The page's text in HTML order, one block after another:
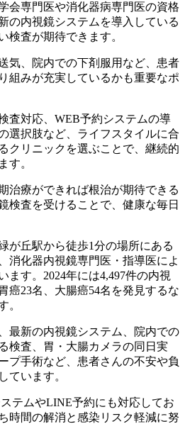
会専門医や消化器病専門医の資格
の内視鏡システムを導入している
検査が期待できます。
気、院内での下剤服用など、患者
組みが充実しているかも重要なポ
査対応、WEB予約システムの導
選択肢など、ライフスタイルに合
クリニックを選ぶことで、継続的
す。
治療ができれば根治が期待できる
検査を受けることで、健康な毎日
が丘駅から徒歩1分の場所にある
消化器内視鏡専門医・指導医によ
ます。2024年には4,497件の内視
癌23名、大腸癌54名を発見するな
。
最新の内視鏡システム、院内での
検査、胃・大腸カメラの同日実
プ手術など、患者さんの不安や負
ています。
テムやLINE予約にも対応してお
時間の解消と感染リスク軽減に努